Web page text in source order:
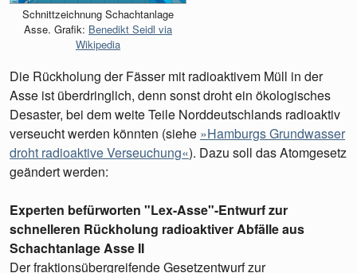
Schnittzeichnung Schachtanlage
Asse. Grafik: Benedikt Seidl via
Wikipedia
Die Rückholung der Fässer mit radioaktivem Müll in der
Asse ist überdringlich, denn sonst droht ein ökologisches
Desaster, bei dem weite Teile Norddeutschlands radioaktiv
verseucht werden könnten (siehe »Hamburgs Grundwasser
droht radioaktive Verseuchung«). Dazu soll das Atomgesetz
geändert werden:
Experten befürworten "Lex-Asse"-Entwurf zur
schnelleren Rückholung radioaktiver Abfälle aus
Schachtanlage Asse II
Der fraktionsübergreifende Gesetzentwurf zur